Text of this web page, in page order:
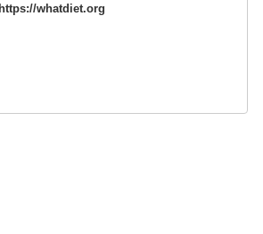
https://whatdiet.org